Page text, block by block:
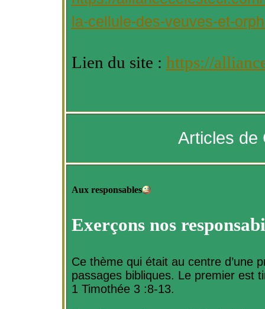
la-cellule-des-veuves-et-
Lien du site : https://
Articles de
Aux responsables
Exerçons nos
Ce thème qui était au centre d’une
passages bibliques. Le premier est
1 Timothée 3 :8-13.